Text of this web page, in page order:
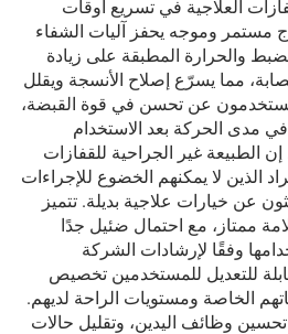
العلاجية في تسريع أوقات
مستمر وموجه يحفز آليات الشفاء
والحرارة المطبقة على زيادة
مما يسرّع إصلاح الأنسجة ويقلل
عن تحسن في قوة القبضة،
مدى الحركة بعد الاستخدام
الطبيعة غير الجراحية للقفازات
الذين لا يمكنهم الخضوع للإجراءات
عن خيارات علاجية بديلة. تتميز
ممتاز، مع احتمال ضئيل جدًا
وفقًا لإرشادات الشركة
للتعديل للمستخدمين تخصيص
الخاصة ومستويات الراحة لديهم.
تحسين وظائف اليدين، وتقليل حالات